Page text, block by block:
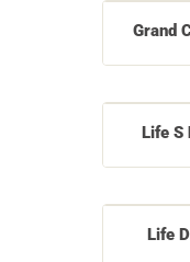
Grand
Life S
Life